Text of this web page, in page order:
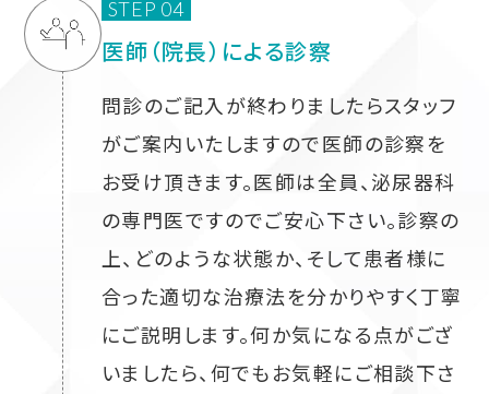
STEP 04
医師（院長）による診察
問診のご記入が終わりましたらスタッフ
がご案内いたしますので医師の診察を
お受け頂きます。医師は全員、泌尿器科
の専門医ですのでご安心下さい。診察の
上、どのような状態か、そして患者様に
合った適切な治療法を分かりやすく丁寧
にご説明します。何か気になる点がござ
いましたら、何でもお気軽にご相談下さ